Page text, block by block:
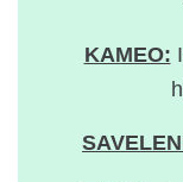
KAMEO: